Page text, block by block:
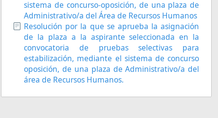
sistema de concurso-oposición, de una plaza de
Administrativo/a del Área de Recursos Humanos
Resolución por la que se aprueba la asignación
de la plaza a la aspirante seleccionada en la
convocatoria de pruebas selectivas para
estabilización, mediante el sistema de concurso
oposición, de una plaza de Administrativo/a del
área de Recursos Humanos.